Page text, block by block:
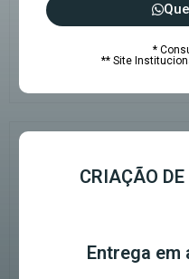
*
** Site
CRIAÇÃO
Entrega em